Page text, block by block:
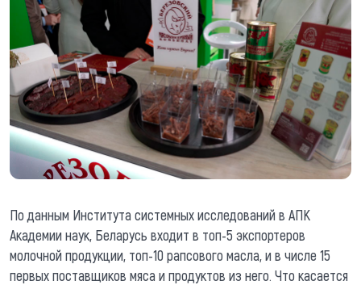
По данным Института системных исследований в АПК
Академии наук, Беларусь входит в топ-5 экспортеров
молочной продукции, топ-10 рапсового масла, и в числе 15
первых поставщиков мяса и продуктов из него. Что касается